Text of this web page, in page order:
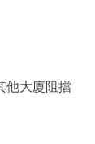
他大廈阻擋
感覺